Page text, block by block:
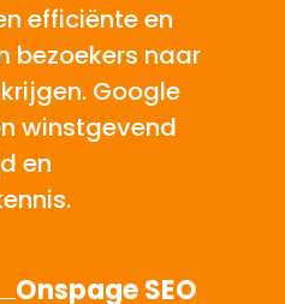
efficiënte en
bezoekers naar
Google
winstgevend
en
Onspage SEO